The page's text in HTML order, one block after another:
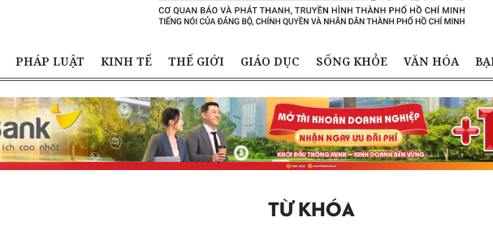
PHÁP LUẬT KINH TẾ THẾ GIỚI GIÁO DỤC SỐNG KHỎE VĂN HÓA
TỪ KHÓA